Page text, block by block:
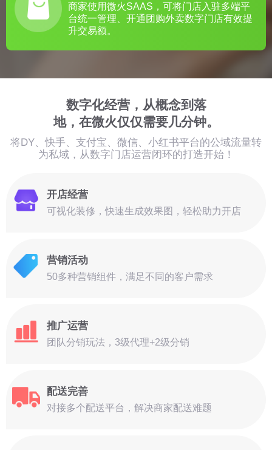
商家使用微火SAAS，可将门店入驻多端平
台统一管理、开通团购外卖数字门店有效提
升交易额。
数字化经营，从概念到落
地，在微火仅仅需要几分钟。
将DY、快手、支付宝、微信、小红书平台的公域流量转
为私域，从数字门店运营闭环的打造开始！
开店经营
可视化装修，快速生成效果图，轻松助力开店
营销活动
50多种营销组件，满足不同的客户需求
推广运营
团队分销玩法，3级代理+2级分销
配送完善
对接多个配送平台，解决商家配送难题